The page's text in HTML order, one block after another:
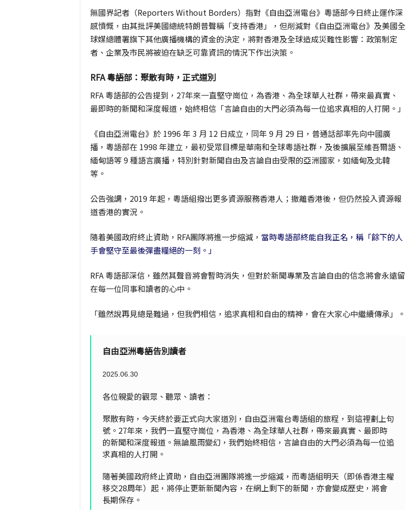
無國界記者（Reporters Without Borders）指對《自由亞洲電台》粵語部今日終止運作深
感憤慨，由其批評美國總統特朗普聲稱「支持香港」，但削減對《自由亞洲電台》及美國全
球媒總體署旗下其他廣播機構的資金的決定，將對香港及全球造成災難性影響：政策制定
者、企業及市民將被迫在缺乏可靠資訊的情況下作出決策。
RFA 粵語部：聚散有時，正式道別
RFA 粵語部的公告提到，27年來一直堅守崗位，為香港、為全球華人社群，帶來最真實、
最即時的新聞和深度報道，始終相信「言論自由的大門必須為每一位追求真相的人打開。」
《自由亞洲電台》於 1996 年 3 月 12 日成立，同年 9 月 29 日，普通話部率先向中國廣
播，粵語部在 1998 年建立，最初受眾目標是華南和全球粵語社群，及後擴展至維吾爾語、
緬甸語等 9 種語言廣播，特別針對新聞自由及言論自由受限的亞洲國家，如緬甸及北韓
等。
公告強調，2019 年起，粵語組撥出更多資源服務香港人；撤離香港後，但仍然投入資源報
道香港的實況。
隨着美國政府終止資助，RFA團隊將進一步縮減， 當時粵語部終能自我正名，稱「餘下的人
手會堅守至最後彈盡糧絕的一刻。」
RFA 粵語部深信，雖然其聲音將會暫時消失，但對於新聞專業及言論自由的信念將會永遠留
在每一位同事和讀者的心中。
「雖然說再見總是難過，但我們相信，追求真相和自由的精神，會在大家心中繼續傳承」。
自由亞洲粵語告別讀者
2025.06.30
各位親愛的觀眾、聽眾、讀者：
聚散有時，今天終於要正式向大家道別，自由亞洲電台粵語組的旅程，到這裡劃上句
號。27年來，我們一直堅守崗位，為香港、為全球華人社群，帶來最真實、最即時
的新聞和深度報道。無論風雨變幻，我們始終相信，言論自由的大門必須為每一位追
求真相的人打開。
隨著美國政府終止資助，自由亞洲團隊將進一步縮減，而粵語組明天（即係香港主權
移交28周年）起，將停止更新新聞內容，在網上剩下的新聞，亦會變成歷史，將會
長期保存。